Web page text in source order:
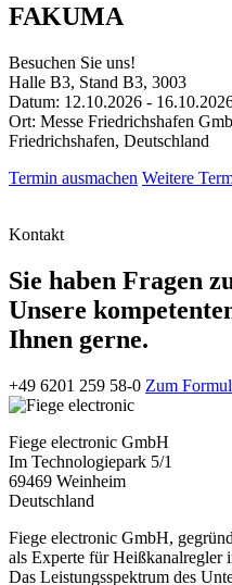
FAKUMA
Besuchen Sie uns!
Halle B3, Stand B3, 3003
Datum: 12.10.2026 -
Ort: Messe Friedrichshafen
Friedrichshafen, Deutschland
Termin ausmachen Weitere
Kontakt
Sie haben Fragen
Unsere
Ihnen gerne.
+49 6201 259 58-0 Zum
Fiege electronic GmbH
Im Technologiepark 5/1
69469 Weinheim
Deutschland
Fiege electronic GmbH,
als Experte für Heißkanalregler
Das Leistungsspektrum des